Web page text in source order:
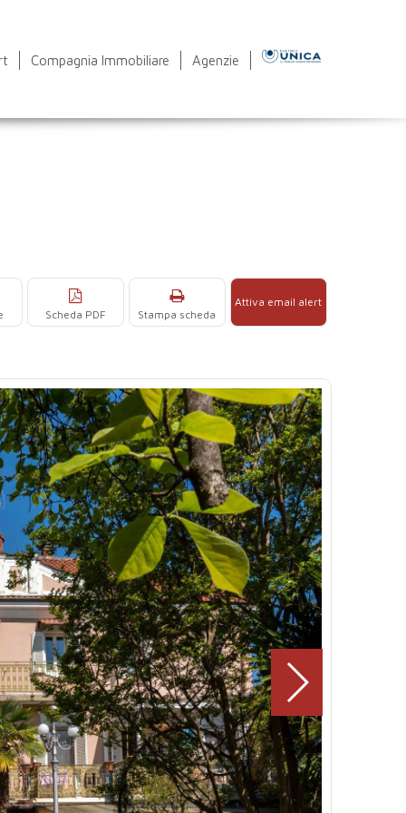
Compagnia Immobiliare Agenzie
Attiva email alert
Stampa scheda
Scheda PDF